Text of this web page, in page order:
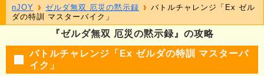
『ゼルダ無双 厄災の黙示録』の攻略
バトルチャレンジ「Ex ゼルダの特訓 マスターバ
イク」
nJOY ゼルダ無双 厄災の黙示録
バトルチャレンジ「Ex ゼル
ダの特訓 マスターバイク」